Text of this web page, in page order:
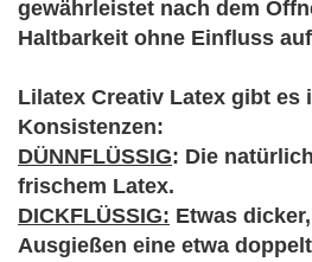
gewährleistet nach dem
Haltbarkeit ohne Einfluss
Lilatex Creativ Latex gibt es
Konsistenzen:
DÜNNFLÜSSIG: Die
frischem Latex.
DICKFLÜSSIG: Etwas
Ausgießen eine etwa